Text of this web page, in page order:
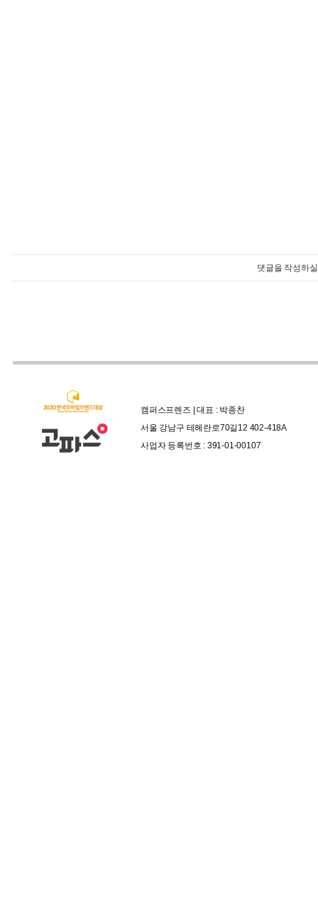
댓글을 작성하
캠퍼스프렌즈 | 대표 : 박종찬
서울 강남구 테헤란로70길12 402-418A
사업자 등록번호 : 391-01-00107